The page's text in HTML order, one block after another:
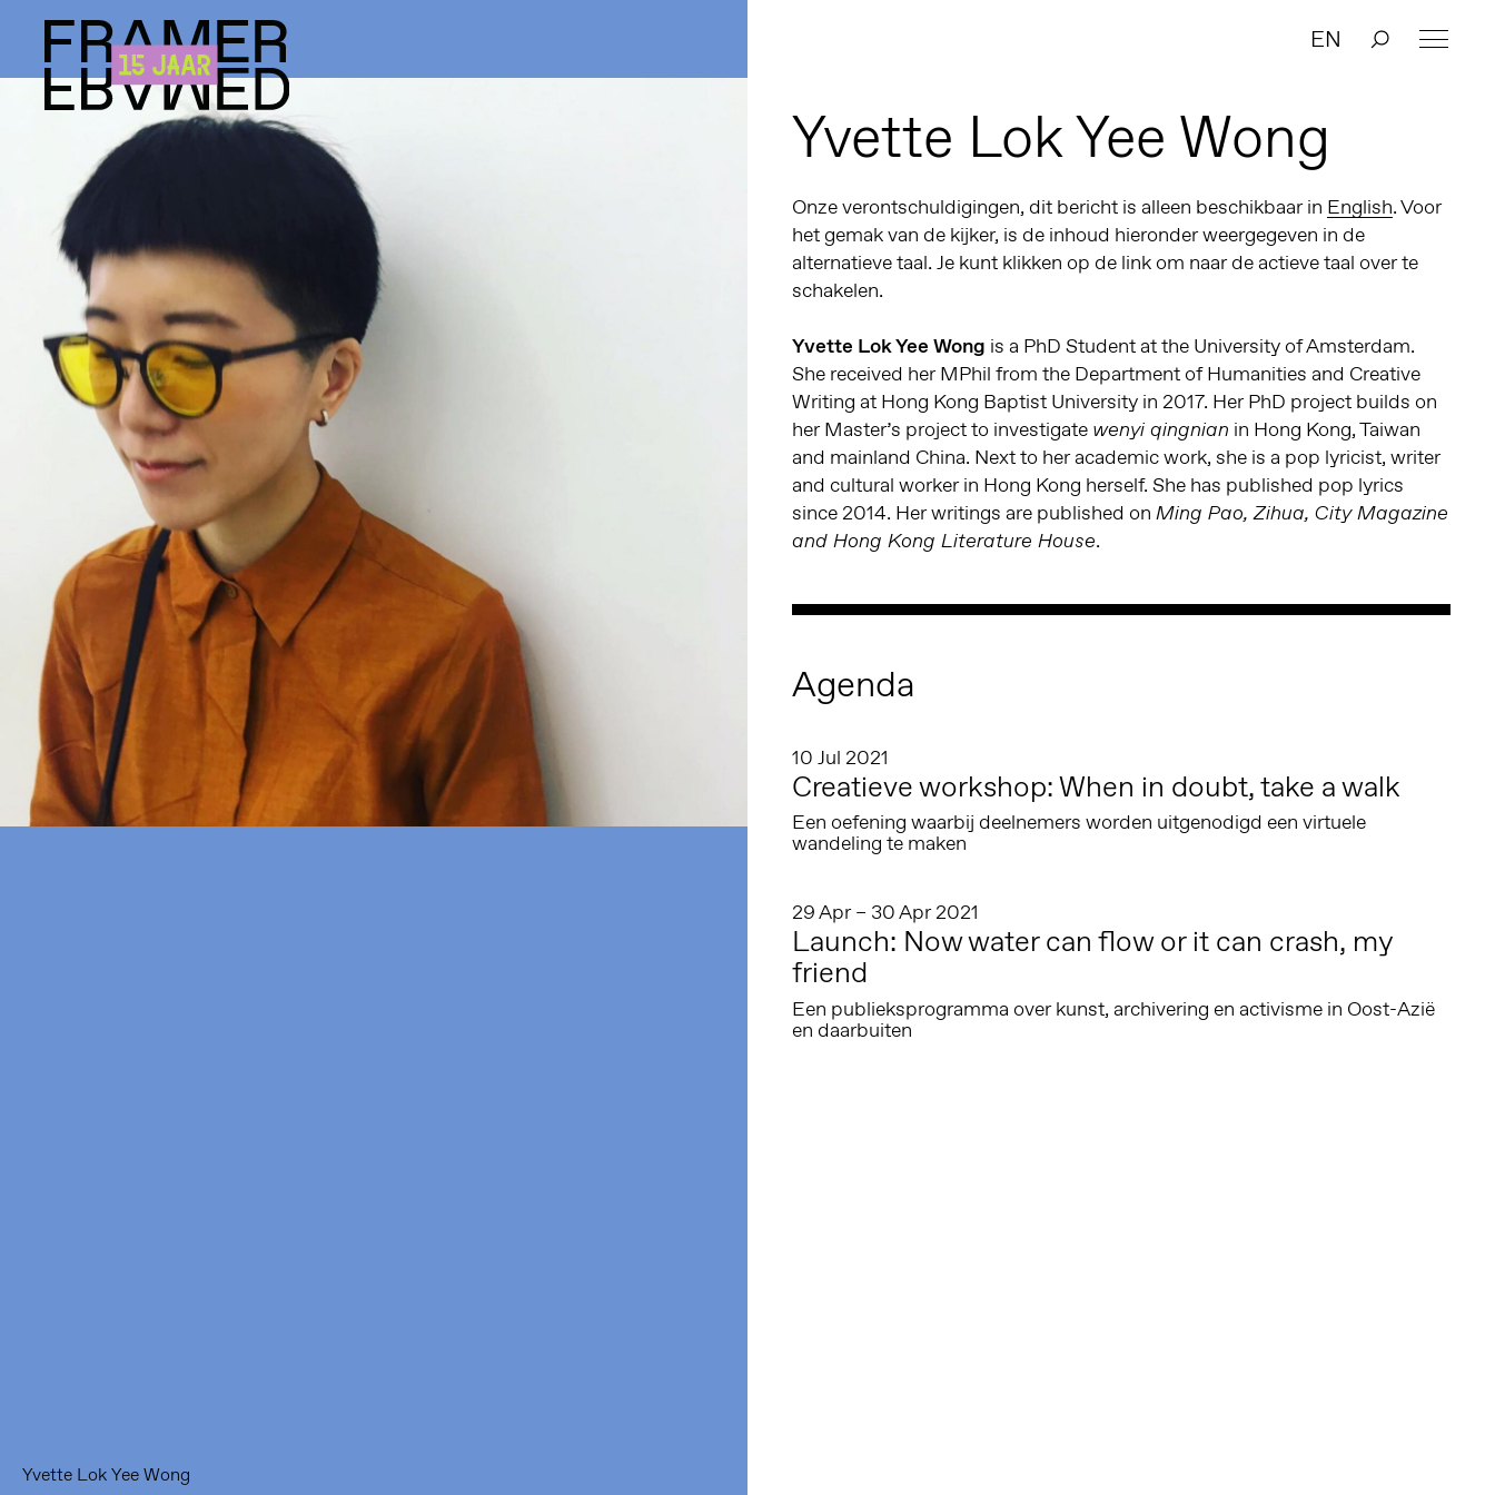
EN
Yvette Lok Yee Wong
Yvette Lok Yee Wong
Onze verontschuldigingen, dit bericht is alleen beschikbaar in English. Voor
het gemak van de kijker, is de inhoud hieronder weergegeven in de
alternatieve taal. Je kunt klikken op de link om naar de actieve taal over te
schakelen.
Yvette Lok Yee Wong is a PhD Student at the University of Amsterdam.
She received her MPhil from the Department of Humanities and Creative
Writing at Hong Kong Baptist University in 2017. Her PhD project builds on
her Master’s project to investigate wenyi qingnian in Hong Kong, Taiwan
and mainland China. Next to her academic work, she is a pop lyricist, writer
and cultural worker in Hong Kong herself. She has published pop lyrics
since 2014. Her writings are published on Ming Pao, Zihua, City Magazine
and Hong Kong Literature House.
Agenda
10 Jul 2021
Creatieve workshop: When in doubt, take a walk
Een oefening waarbij deelnemers worden uitgenodigd een virtuele
wandeling te maken
29 Apr – 30 Apr 2021
Launch: Now water can flow or it can crash, my
friend
Een publieksprogramma over kunst, archivering en activisme in Oost-Azië
en daarbuiten